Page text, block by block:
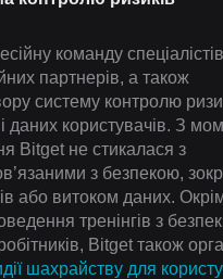
команду спеціалістів
партнерів, а також
систему контролю
і даних користувачів. З
Bitget не стикалася з
з безпекою,
або витоком даних.
тренінгів з
Bitget також
шахрайству для